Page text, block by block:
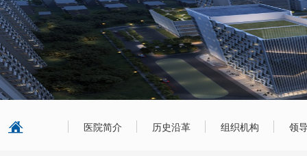
医院简介 历史沿革 组织机构 领